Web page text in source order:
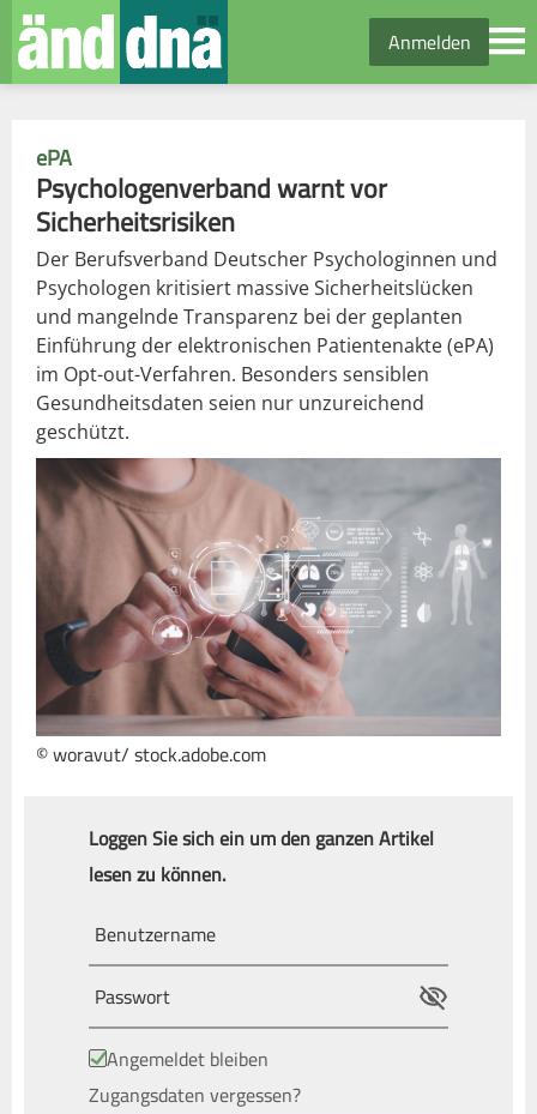
Anmelden
ePA
Psychologenverband warnt vor
Sicherheitsrisiken
Der Berufsverband Deutscher Psychologinnen und
Psychologen kritisiert massive Sicherheitslücken
und mangelnde Transparenz bei der geplanten
Einführung der elektronischen Patientenakte (ePA)
im Opt-out-Verfahren. Besonders sensiblen
Gesundheitsdaten seien nur unzureichend
geschützt.
© woravut/ stock.adobe.com
Loggen Sie sich ein um den ganzen Artikel
lesen zu können.
Angemeldet bleiben
Zugangsdaten vergessen?